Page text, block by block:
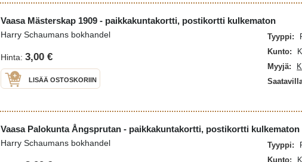
Vaasa Mästerskap 1909 - paikkakuntakortti, postikortti kulkematon
Harry Schaumans bokhandel
Hinta: 3,00 €
LISÄÄ OSTOSKORIIN
Tyyppi:
Kunto:
Myyjä:
Vaasa Palokunta Ångsprutan - paikkakuntakortti, postikortti kulkematon
Harry Schaumans bokhandel Tyyppi:
Kunto: